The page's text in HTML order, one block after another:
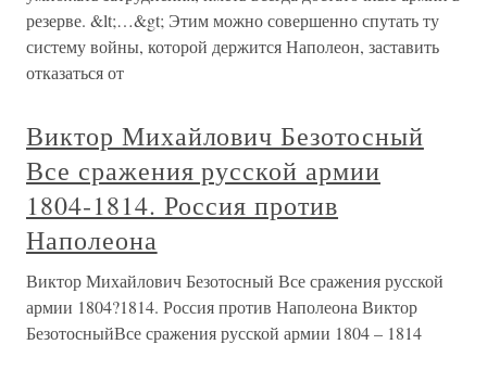
резерве. &lt;…&gt; Этим можно совершенно спутать ту
систему войны, которой держится Наполеон, заставить
отказаться от
Виктор Михайлович Безотосный
Все сражения русской армии
1804‑1814. Россия против
Наполеона
Виктор Михайлович Безотосный Все сражения русской
армии 1804?1814. Россия против Наполеона Виктор
БезотосныйВсе сражения русской армии 1804 – 1814